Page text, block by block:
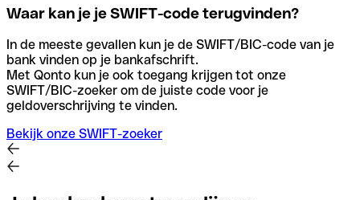
Waar kan je je SWIFT-code terugvinden?
In de meeste gevallen kun je de SWIFT/BIC-code van je
bank vinden op je bankafschrift.
Met Qonto kun je ook toegang krijgen tot onze
SWIFT/BIC-zoeker om de juiste code voor je
geldoverschrijving te vinden.
Bekijk onze SWIFT-zoeker